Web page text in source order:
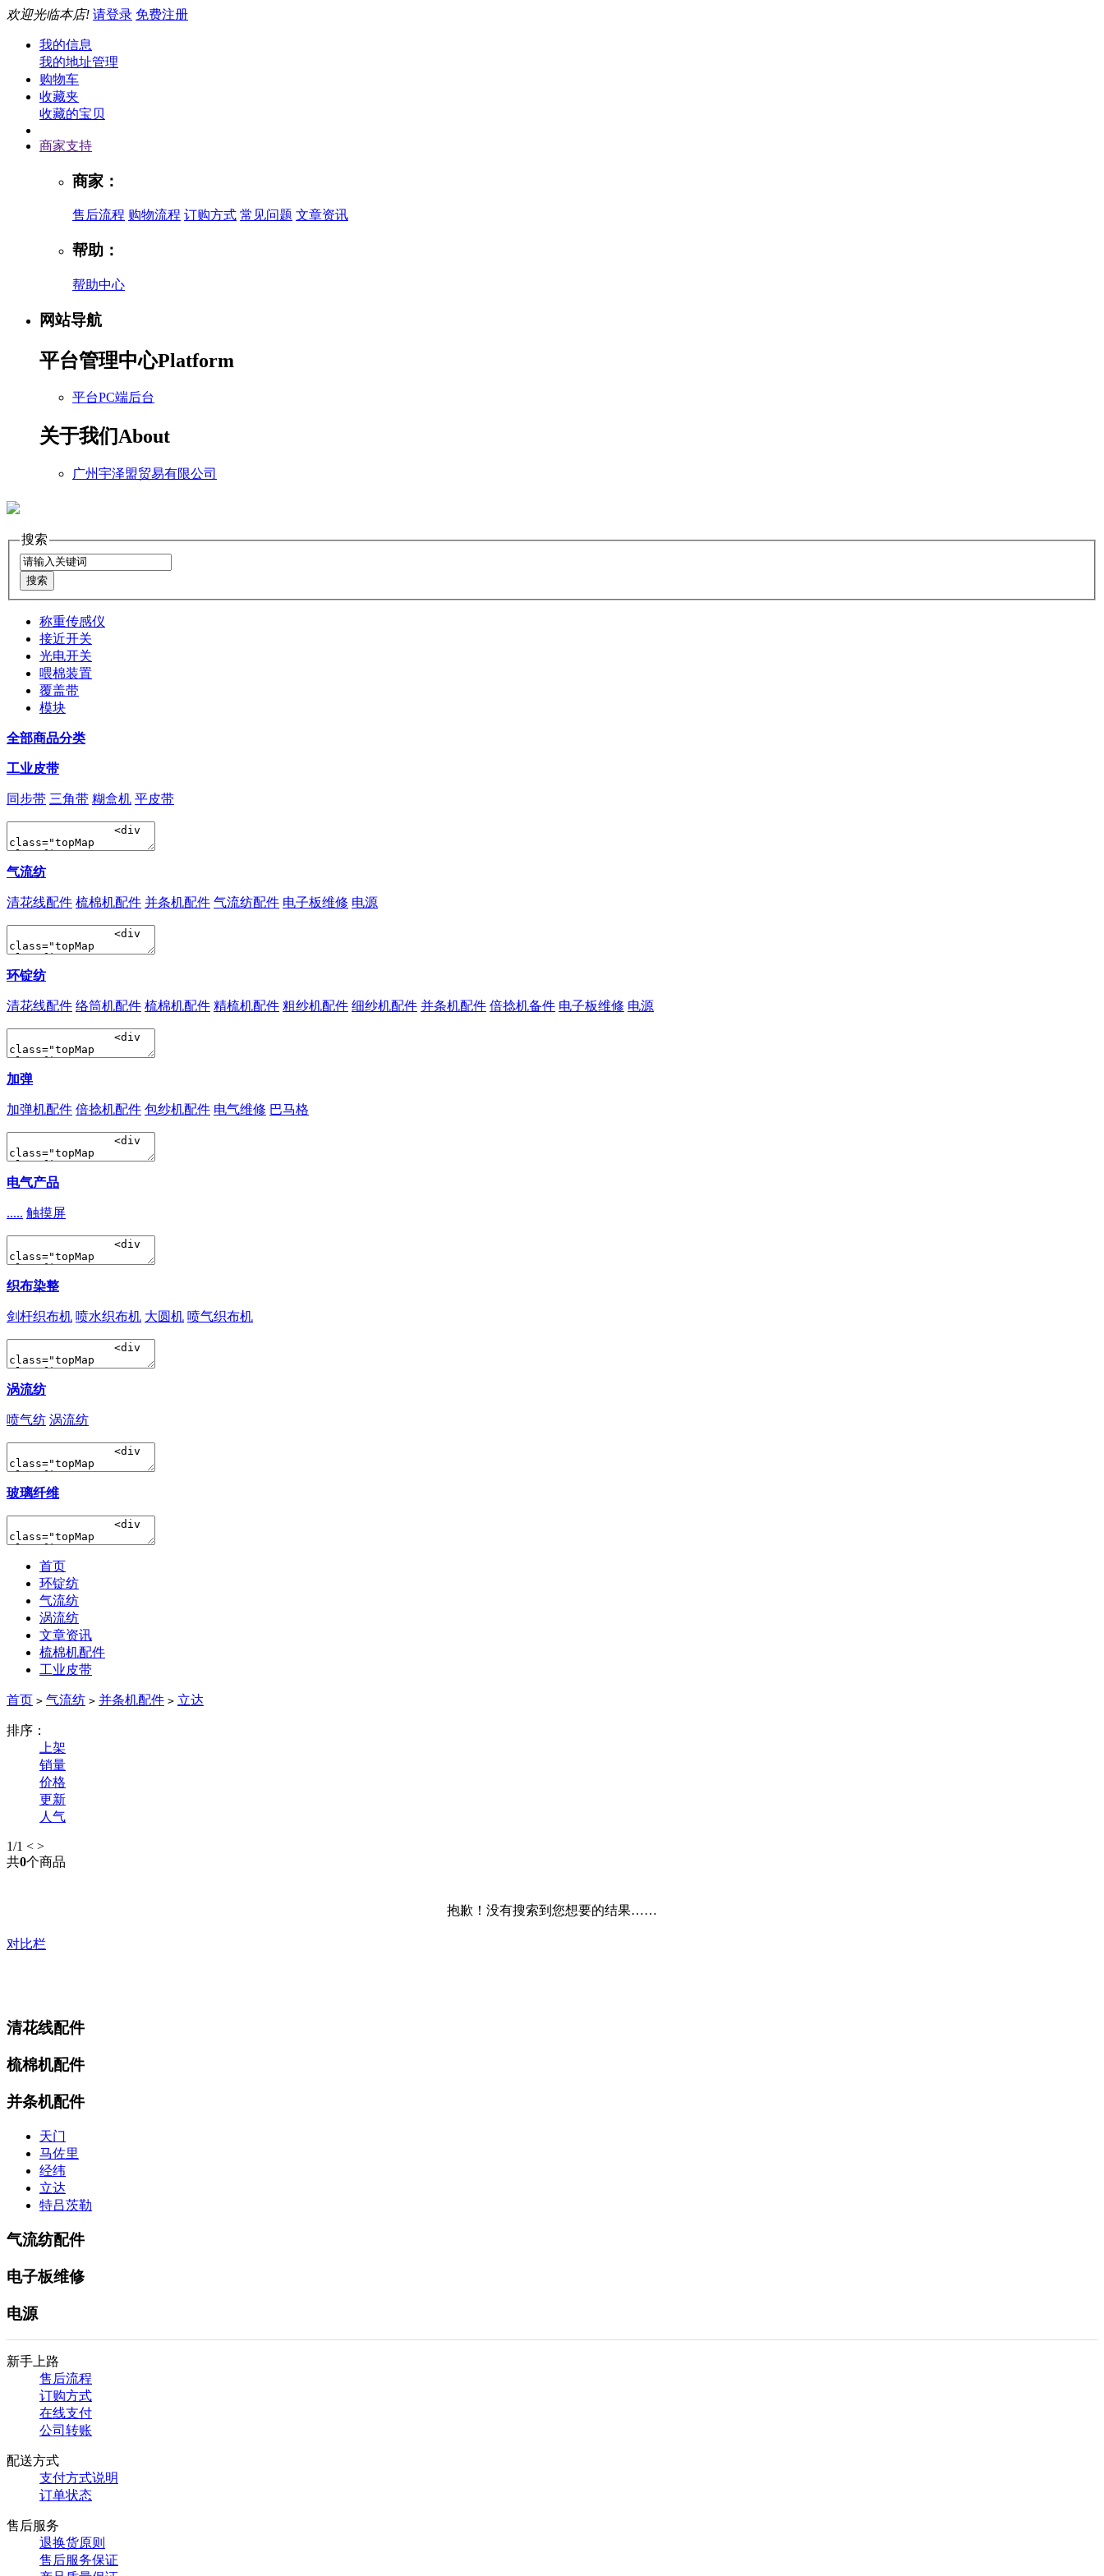
欢迎光临本店! 请登录 免费注册
我的信息
我的地址管理
购物车
收藏夹
收藏的宝贝
商家支持
商家：
售后流程 购物流程 订购方式 常见问题 文章资讯
帮助：
帮助中心
网站导航
平台管理中心Platform
平台PC端后台
关于我们About
广州宇泽盟贸易有限公司
搜索
称重传感仪
接近开关
光电开关
喂棉装置
覆盖带
模块
全部商品分类
工业皮带
同步带 三角带 糊盒机 平皮带
气流纺
清花线配件 梳棉机配件 并条机配件 气流纺配件 电子板维修 电源
环锭纺
清花线配件 络筒机配件 梳棉机配件 精梳机配件 粗纱机配件 细纱机配件 并条机配件 倍捻机备件 电子板维修 电源
加弹
加弹机配件 倍捻机配件 包纱机配件 电气维修 巴马格
电气产品
..... 触摸屏
织布染整
剑杆织布机 喷水织布机 大圆机 喷气织布机
涡流纺
喷气纺 涡流纺
玻璃纤维
首页
环锭纺
气流纺
涡流纺
文章资讯
梳棉机配件
工业皮带
首页 > 气流纺 > 并条机配件 > 立达
排序：
上架
销量
价格
更新
人气
1/1 < >
共0个商品
抱歉！没有搜索到您想要的结果……
对比栏
清花线配件
梳棉机配件
并条机配件
天门
马佐里
经纬
立达
特吕茨勒
气流纺配件
电子板维修
电源
新手上路
售后流程
订购方式
在线支付
公司转账
配送方式
支付方式说明
订单状态
售后服务
退换货原则
售后服务保证